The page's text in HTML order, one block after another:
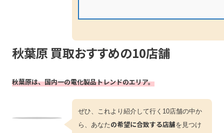
秋葉原 買取おすすめの10店舗
秋葉原は、国内一の電化製品トレンドのエリア。
ぜひ、これより紹介して行く10店舗の中か
ら、あなたの希望に合致する店舗を見つけ